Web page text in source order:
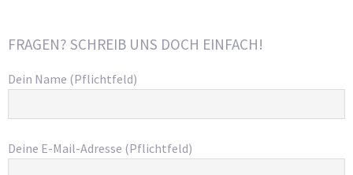
FRAGEN? SCHREIB UNS DOCH EINFACH!
Dein Name (Pflichtfeld)
Deine E-Mail-Adresse (Pflichtfeld)